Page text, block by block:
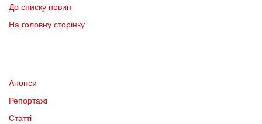
До списку новин
На головну сторінку
Анонси
Репортажі
Статті